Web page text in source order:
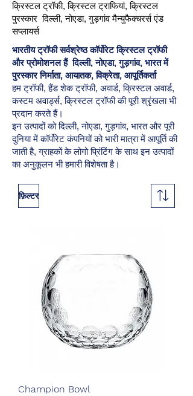
क्रिस्टल ट्रॉफी, क्रिस्टल ट्राफियां, क्रिस्टल
पुरस्कार दिल्ली, नोएडा, गुड़गांव मैन्युफैक्चरर्स एंड
सप्लायर्स
भारतीय ट्रॉफी सर्वश्रेष्ठ कॉर्पोरेटक्रिस्टल ट्रॉफी
और प्रोमोशनल हैं दिल्ली, नोएडा, गुड़गांव, भारत में
पुरस्कार निर्माता, आयातक, विक्रेता, आपूर्तिकर्ता
हम ट्रॉफी, हैंड शेक ट्रॉफी, अवार्ड, क्रिस्टल अवार्ड,
कस्टम अवार्ड्स, क्रिस्टल ट्रॉफी की पूरी श्रृंखला भी
प्रदान करते हैं।
इन उत्पादों को दिल्ली, नोएडा, गुड़गांव, भारत और पूरी
दुनिया में कॉर्पोरेट कंपनियों को भारी मात्रा में आपूर्ति की
जाती है, ग्राहकों के लोगो प्रिंटिंग के साथ इन उत्पादों
का अनुकूलन भी हमारी विशेषता है।
फ़िल्टर
Champion Bowl